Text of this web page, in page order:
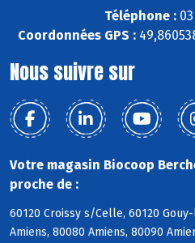
Téléphone :
Coordonnées GPS :
Nous suivre sur
Votre magasin Biocoop
proche de :
60120 Croissy s/Celle, 60120
Amiens, 80080 Amiens, 80090